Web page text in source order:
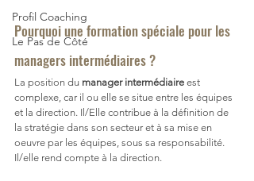
Profil Coaching
Le Pas de Côté
Pourquoi une formation spéciale pour les
managers intermédiaires ?
La position du manager intermédiaire est
complexe, car il ou elle se situe entre les équipes
et la direction. Il/Elle contribue à la définition de
la stratégie dans son secteur et à sa mise en
oeuvre par les équipes, sous sa responsabilité.
Il/elle rend compte à la direction.